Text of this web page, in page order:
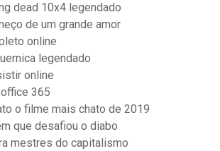
dead 10x4 legendado
de um grande amor
online
legendado
online
365
o filme mais chato de 2019
que desafiou o diabo
mestres do capitalismo